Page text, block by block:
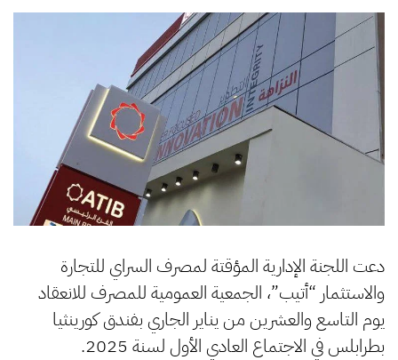
دعت اللجنة الإدارية المؤقتة لمصرف السراي للتجارة
والاستثمار “أتيب”، الجمعية العمومية للمصرف للانعقاد
يوم التاسع والعشرين من يناير الجاري بفندق كورينثيا
بطرابلس في الاجتماع العادي الأول لسنة 2025.